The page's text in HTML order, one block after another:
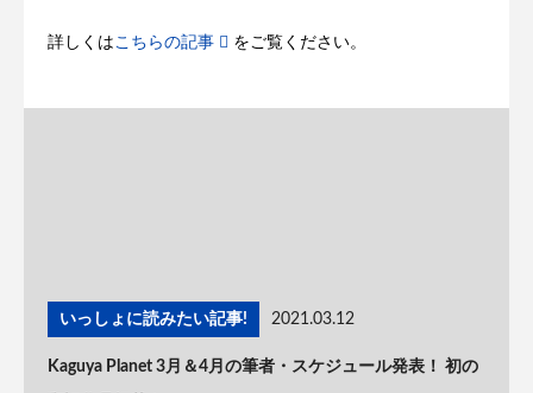
詳しくはこちらの記事 をご覧ください。
いっしょに読みたい記事! 2021.03.12
Kaguya Planet 3月＆4月の筆者・スケジュール発表！ 初の